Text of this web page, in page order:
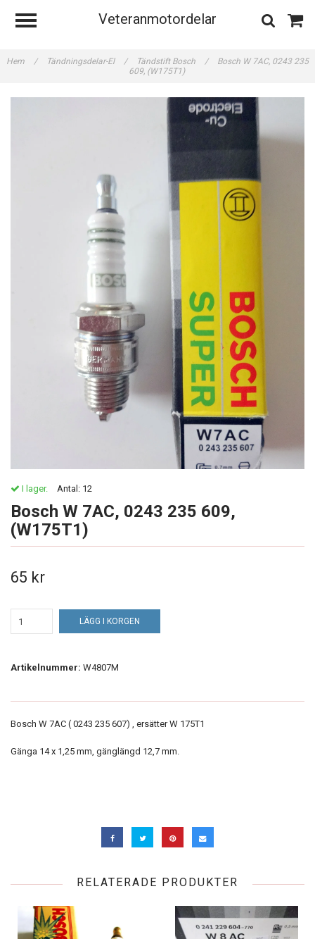
Veteranmotordelar
Hem / Tändningsdelar-El / Tändstift Bosch /
Bosch W 7AC, 0243 235
609, (W175T1)
I lager. Antal: 12
Bosch W 7AC, 0243 235 609,
(W175T1)
65 kr
LÄGG I KORGEN
Artikelnummer: W4807M
Bosch W 7AC ( 0243 235 607) , ersätter W 175T1
Gänga 14 x 1,25 mm, gänglängd 12,7 mm.
RELATERADE PRODUKTER